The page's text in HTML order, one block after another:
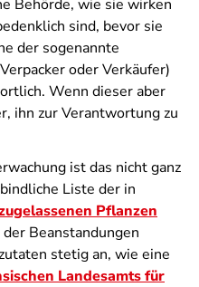
Behörde, wie sie wirken
sind, bevor sie
der sogenannte
oder Verkäufer)
Wenn dieser aber
ihn zur Verantwortung zu
ist das nicht ganz
Liste der in
Pflanzen
Beanstandungen
stetig an, wie eine
Landesamts für